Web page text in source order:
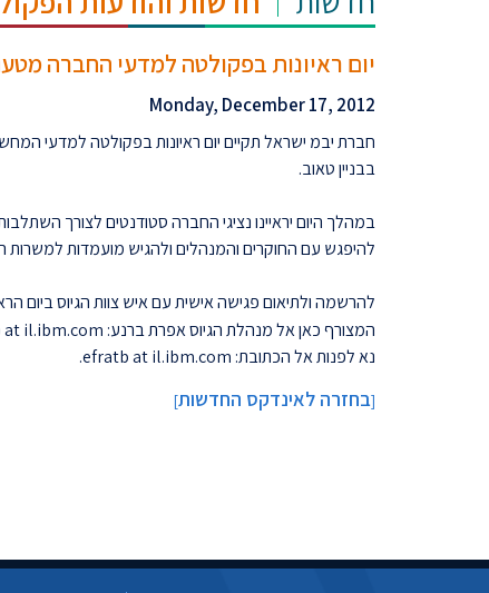
יום ראיונות בפקולטה למדעי החברה
Monday, December 17, 2012
בבניין טאוב.
במהלך היום יראיינו נציגי החברה סטודנטים לצורך
להיפגש עם החוקרים והמנהלים ולהגיש מועמדות למשרות
להרשמה ולתיאום פגישה אישית עם איש צוות הגיוס ביום
המצורף כאן אל מנהלת הגיוס אפרת ברנע: efratb at il.ibm.com. ניתן להגיש מועמדות ב
נא לפנות אל הכתובת: efratb at il.ibm.com.
[בחזרה לאינדקס החדשות]